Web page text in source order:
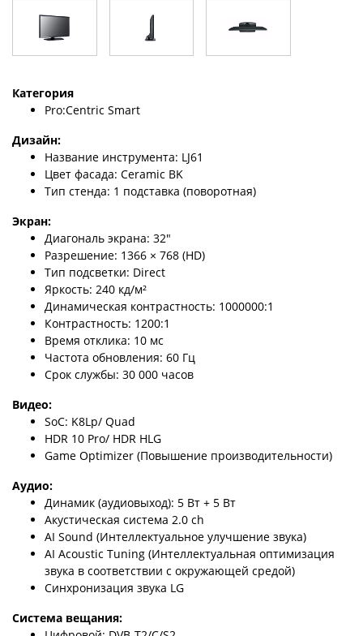
Категория
Pro:Centric Smart
Дизайн:
Название инструмента: LJ61
Цвет фасада: Ceramic BK
Тип стенда: 1 подставка (поворотная)
Экран:
Диагональ экрана: 32″
Разрешение: 1366 × 768 (HD)
Тип подсветки: Direct
Яркость: 240 кд/м²
Динамическая контрастность: 1000000:1
Контрастность: 1200:1
Время отклика: 10 мс
Частота обновления: 60 Гц
Срок службы: 30 000 часов
Видео:
SoC: K8Lp/ Quad
HDR 10 Pro/ HDR HLG
Game Optimizer (Повышение производительности)
Аудио:
Динамик (аудиовыход): 5 Вт + 5 Вт
Акустическая система 2.0 ch
AI Sound (Интеллектуальное улучшение звука)
AI Acoustic Tuning (Интеллектуальная оптимизация
звука в соответствии с окружающей средой)
Синхронизация звука LG
Система вещания: